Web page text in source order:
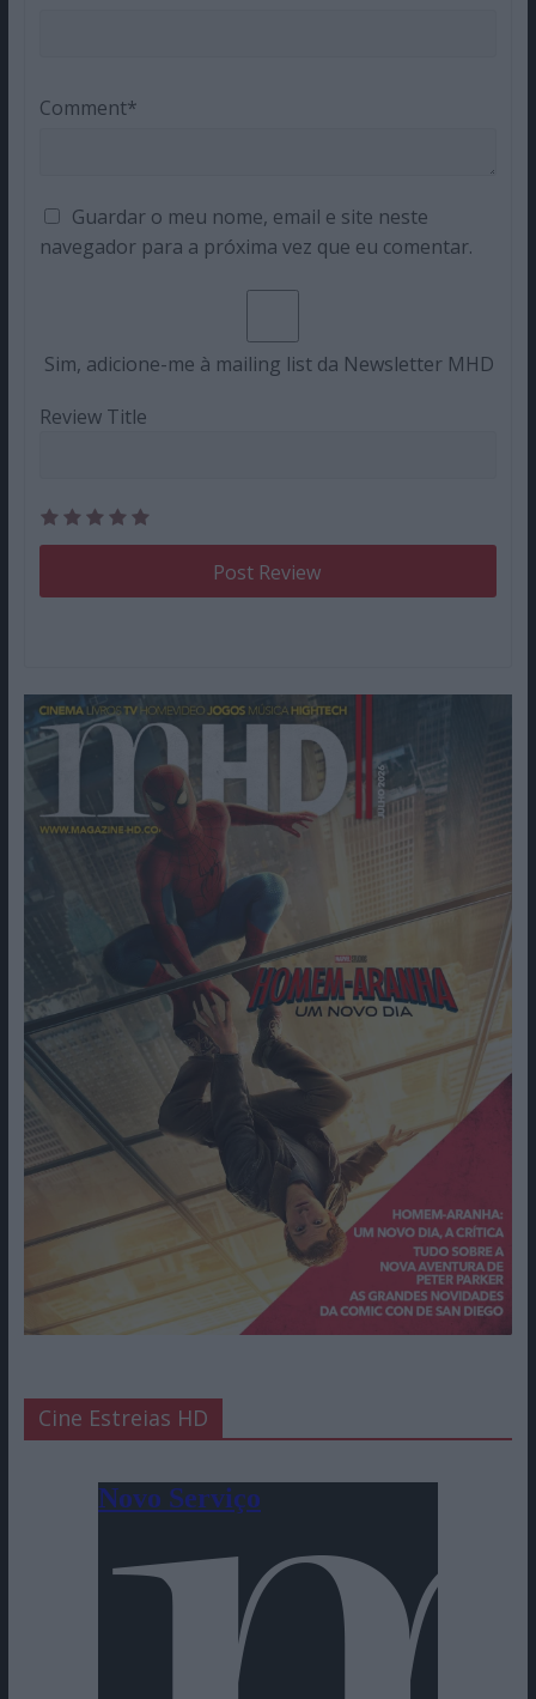
Comment*
Guardar o meu nome, email e site neste
navegador para a próxima vez que eu comentar.
Sim, adicione-me à mailing list da Newsletter MHD
Review Title
Cine Estreias HD